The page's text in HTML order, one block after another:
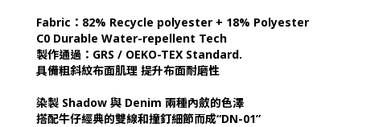
Fabric：82% Recycle polyester + 18% Polyester
C0 Durable Water-repellent Tech
製作通過：GRS / OEKO-TEX Standard.
具備粗斜紋布面肌理 提升布面耐磨性
染製 Shadow 與 Denim 兩種內斂的色澤
搭配牛仔經典的雙線和撞釘細節而成“DN-01”